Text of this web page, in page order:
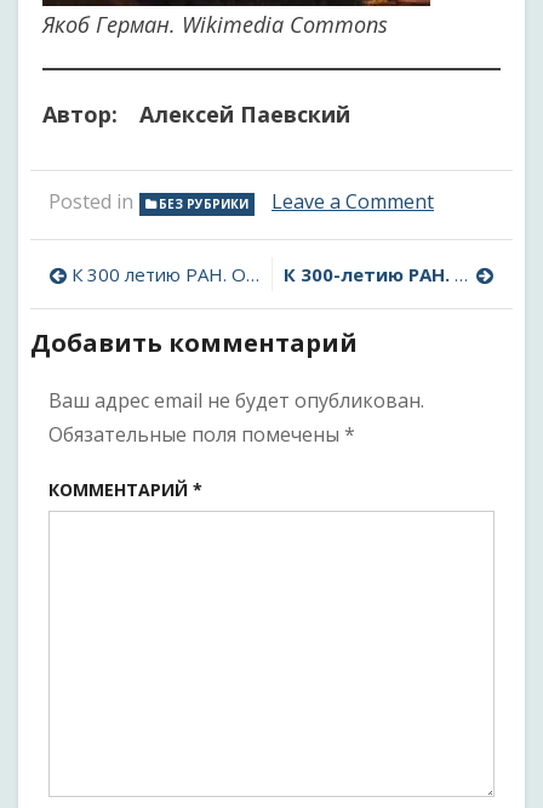
Якоб Герман. Wikimedia Commons
Автор: Алексей Паевский
Posted in БЕЗ РУБРИКИ Leave a Commenton
300-
летию
Навигация
по
записям
К 300 летию РАН. Отец-основатель: роль Петра Великого в основании Академии наук К 300-летию РАН. Первые десятилетия существования Академии. Часть вторая
Добавить комментарий
Ваш адрес email не будет опубликован.
Обязательные поля помечены *
КОММЕНТАРИЙ *